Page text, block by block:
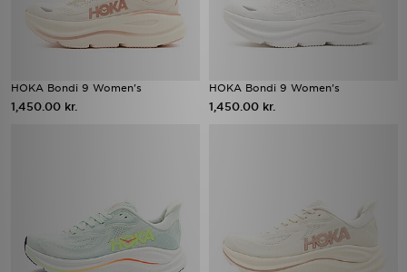
HOKA Bondi 9 Women's
1,450.00 kr.
HOKA Bondi 9 Women's
1,450.00 kr.